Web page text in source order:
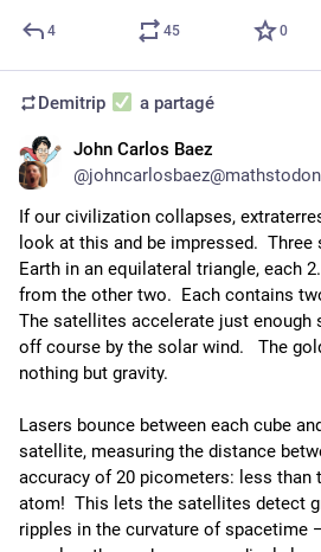
4 45 0
Demitrip a partagé
John Carlos Baez
@
If our civilization collapses,
look at this and be impressed.  Three
Earth in an equilateral triangle, each
from the other two.  Each contains
The satellites accelerate just enough
off course by the solar wind.   The
nothing but gravity.
Lasers bounce between each cube
satellite, measuring the distance
accuracy of 20 picometers: less than
atom!  This lets the satellites detect
ripples in the curvature of spacetime